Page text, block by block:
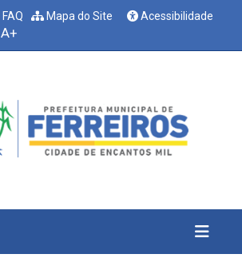
FAQ Mapa do Site
Acessibilidade
A+